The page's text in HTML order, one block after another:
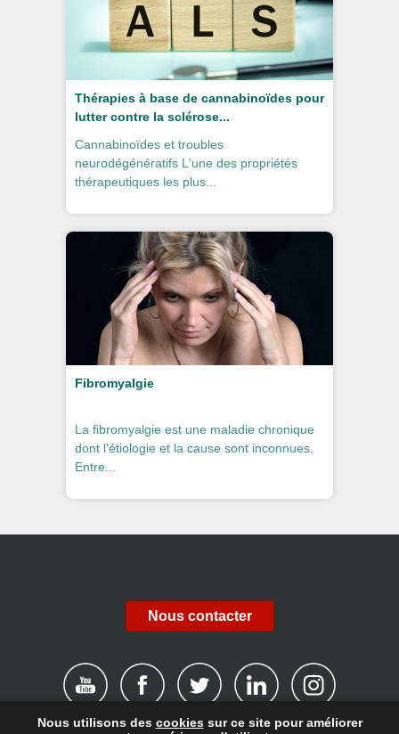
Thérapies à base de cannabinoïdes pour
lutter contre la sclérose...
Cannabinoïdes et troubles
neurodégénératifs L'une des propriétés
thérapeutiques les plus...
Fibromyalgie
La fibromyalgie est une maladie chronique
dont l'étiologie et la cause sont inconnues.
Entre...
Nous contacter
Nous utilisons des cookiessur ce site pour améliorer